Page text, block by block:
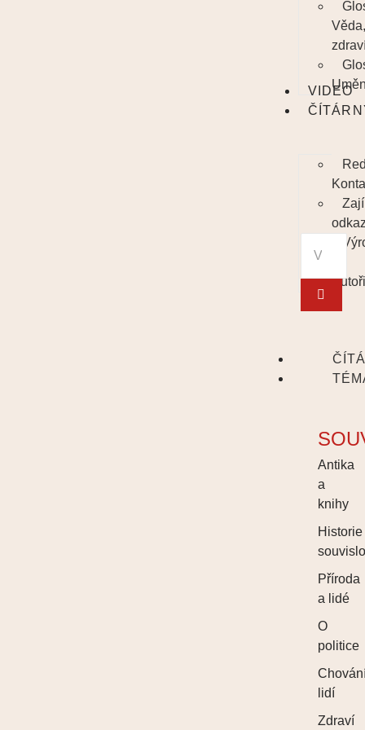
VIDEO
Antika
a
knihy
Historie
Příroda
a lidé
O
politice
lidí
Zdraví